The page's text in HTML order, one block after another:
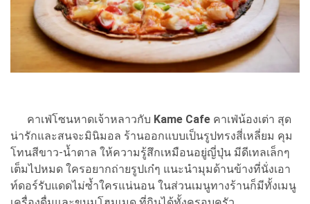
คาเฟ่โซนหาดเจ้าหลาวกับ Kame Cafe คาเฟ่น้องเต่า สุด
น่ารักและสนจะมินิมอล ร้านออกแบบเป็นรูปทรงสี่เหลี่ยม คุม
โทนสีขาว-น้ำตาล ให้ความรู้สึกเหมือนอยู่ญี่ปุ่น มีดีเทลเล็กๆ
เต็มไปหมด ใครอยากถ่ายรูปเก๋ๆ แนะนำมุมด้านข้างที่นั่งเอา
ท์ดอร์รับแดดไม่ซ้ำใครแน่นอน ในส่วนเมนูทางร้านก็มีทั้งเมนู